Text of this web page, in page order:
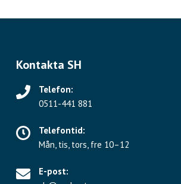
Kontakta SH
Telefon:
0511-441 881
Telefontid:
Mån, tis, tors, fre 10–12
E-post: